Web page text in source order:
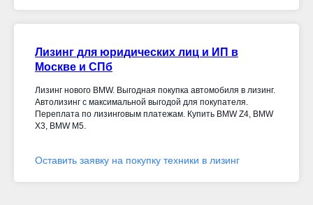
Лизинг для юридических лиц и ИП в
Москве и СПб
Лизинг нового BMW. Выгодная покупка автомобиля в лизинг.
Автолизинг с максимальной выгодой для покупателя.
Переплата по лизинговым платежам. Купить BMW Z4, BMW
X3, BMW M5.
Оставить заявку на покупку техники в лизинг